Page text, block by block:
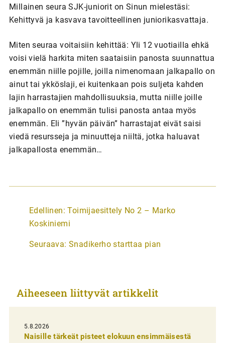
Millainen seura SJK-juniorit on Sinun mielestäsi:
Kehittyvä ja kasvava tavoitteellinen juniorikasvattaja.
Miten seuraa voitaisiin kehittää: Yli 12 vuotiailla ehkä
voisi vielä harkita miten saataisiin panosta suunnattua
enemmän niille pojille, joilla nimenomaan jalkapallo on
ainut tai ykköslaji, ei kuitenkaan pois suljeta kahden
lajin harrastajien mahdollisuuksia, mutta niille joille
jalkapallo on enemmän tulisi panosta antaa myös
enemmän. Eli ”hyvän päivän” harrastajat eivät saisi
viedä resursseja ja minuutteja niiltä, jotka haluavat
jalkapallosta enemmän…
A
r
i
e
i
Edellinen: Toimijaesittely No 2 – Marko
Koskiniemi
Seuraava: Snadikerho starttaa pian
Aiheeseen liittyvät artikkelit
5.8.2026
Naisille tärkeät pisteet elokuun ensimmäisestä